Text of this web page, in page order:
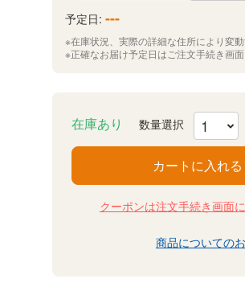
予定日: ---
※在庫状況、実際の詳細な住所により変動
※正確なお届け予定日はご注文手続き画面
在庫あり
カートに入れる
クーポンは注文手続き画面
商品についての